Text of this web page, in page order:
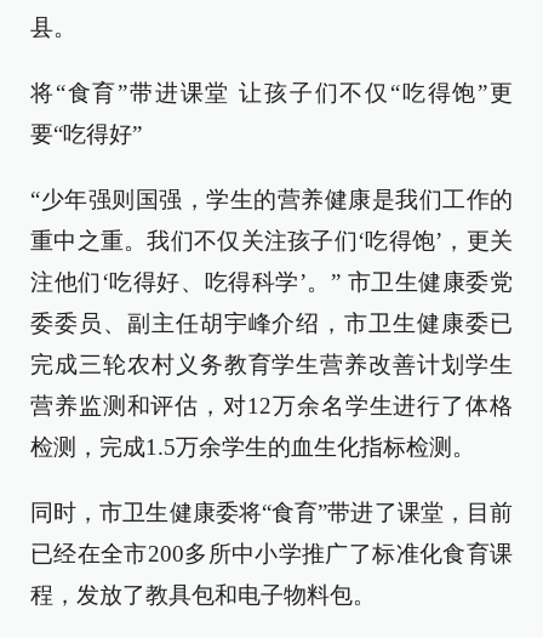
县。
将“食育”带进课堂 让孩子们不仅“吃得饱”更
要“吃得好”
“少年强则国强，学生的营养健康是我们工作的
重中之重。我们不仅关注孩子们‘吃得饱’，更关
注他们‘吃得好、吃得科学’。” 市卫生健康委党
委委员、副主任胡宇峰介绍，市卫生健康委已
完成三轮农村义务教育学生营养改善计划学生
营养监测和评估，对12万余名学生进行了体格
检测，完成1.5万余学生的血生化指标检测。
同时，市卫生健康委将“食育”带进了课堂，目前
已经在全市200多所中小学推广了标准化食育课
程，发放了教具包和电子物料包。